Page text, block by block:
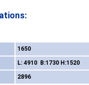
1650
L: 4910 B:1730 H:1520
2896